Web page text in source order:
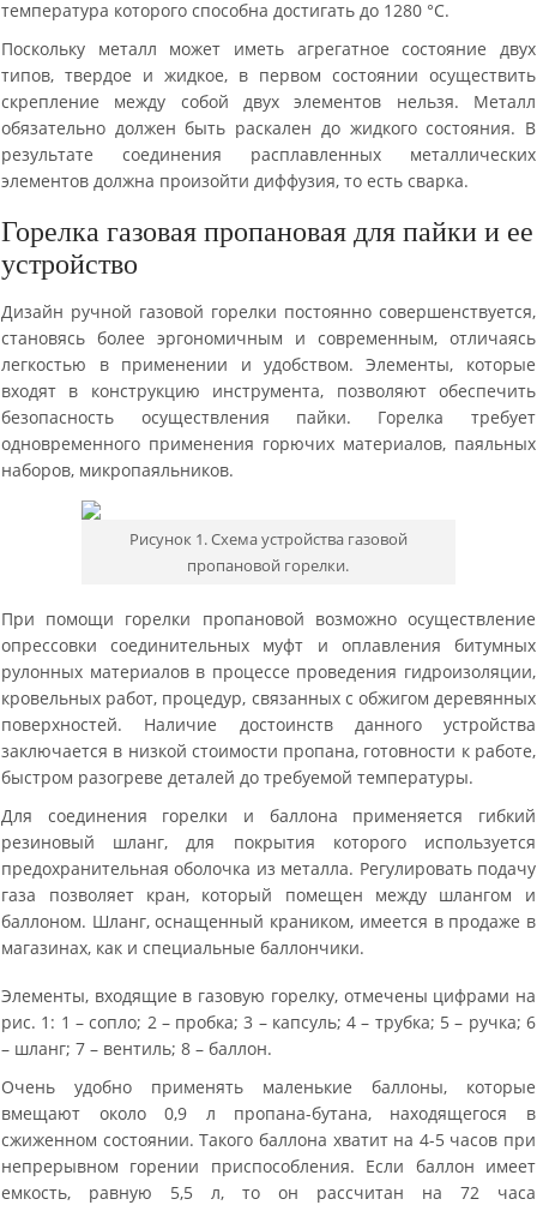
температура которого способна достигать до 1280 °C.
Поскольку металл может иметь агрегатное состояние двух
типов, твердое и жидкое, в первом состоянии осуществить
скрепление между собой двух элементов нельзя. Металл
обязательно должен быть раскален до жидкого состояния. В
результате соединения расплавленных металлических
элементов должна произойти диффузия, то есть сварка.
Горелка газовая пропановая для пайки и ее
устройство
Дизайн ручной газовой горелки постоянно совершенствуется,
становясь более эргономичным и современным, отличаясь
легкостью в применении и удобством. Элементы, которые
входят в конструкцию инструмента, позволяют обеспечить
безопасность осуществления пайки. Горелка требует
одновременного применения горючих материалов, паяльных
наборов, микропаяльников.
Рисунок 1. Схема устройства газовой
пропановой горелки.
При помощи горелки пропановой возможно осуществление
опрессовки соединительных муфт и оплавления битумных
рулонных материалов в процессе проведения гидроизоляции,
кровельных работ, процедур, связанных с обжигом деревянных
поверхностей. Наличие достоинств данного устройства
заключается в низкой стоимости пропана, готовности к работе,
быстром разогреве деталей до требуемой температуры.
Для соединения горелки и баллона применяется гибкий
резиновый шланг, для покрытия которого используется
предохранительная оболочка из металла. Регулировать подачу
газа позволяет кран, который помещен между шлангом и
баллоном. Шланг, оснащенный краником, имеется в продаже в
магазинах, как и специальные баллончики.
Элементы, входящие в газовую горелку, отмечены цифрами на
рис. 1: 1 – сопло; 2 – пробка; 3 – капсуль; 4 – трубка; 5 – ручка; 6
– шланг; 7 – вентиль; 8 – баллон.
Очень удобно применять маленькие баллоны, которые
вмещают около 0,9 л пропана-бутана, находящегося в
сжиженном состоянии. Такого баллона хватит на 4-5 часов при
непрерывном горении приспособления. Если баллон имеет
емкость, равную 5,5 л, то он рассчитан на 72 часа